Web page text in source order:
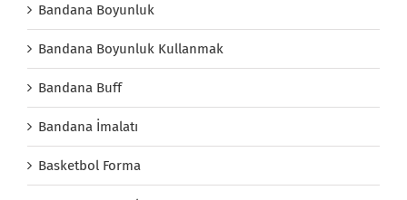
Bandana Boyunluk
Bandana Boyunluk Kullanmak
Bandana Buff
Bandana İmalatı
Basketbol Forma